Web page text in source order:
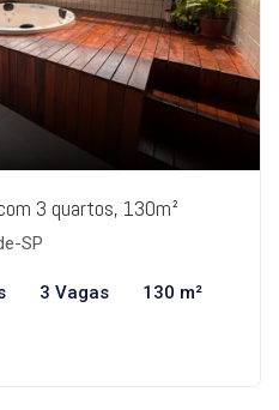
3 quartos, 130m²
SP
3 Vagas 130 m²